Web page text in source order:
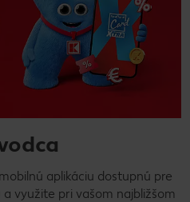
aplikáciu dostupnú pre
a využite pri vašom najbližšom